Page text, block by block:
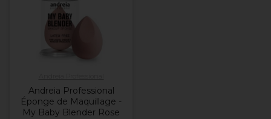
Andreia Professional
Éponge de Maquillage -
My Baby Blender Rose